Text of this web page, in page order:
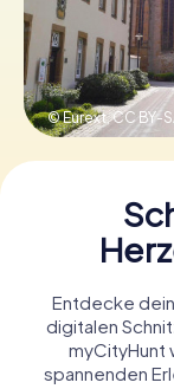
© Eurext,CC BY-
Entdecke
digitalen
myCityHunt
spannenden